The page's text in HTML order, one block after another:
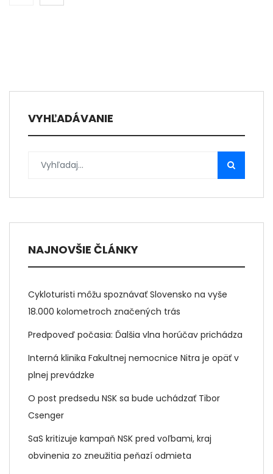
VYHĽADÁVANIE
NAJNOVŠIE ČLÁNKY
Cykloturisti môžu spoznávať Slovensko na vyše
18.000 kolometroch značených trás
Predpoveď počasia: Ďalšia vlna horúčav prichádza
Interná klinika Fakultnej nemocnice Nitra je opäť v
plnej prevádzke
O post predsedu NSK sa bude uchádzať Tibor
Csenger
SaS kritizuje kampaň NSK pred voľbami, kraj
obvinenia zo zneužitia peňazí odmieta